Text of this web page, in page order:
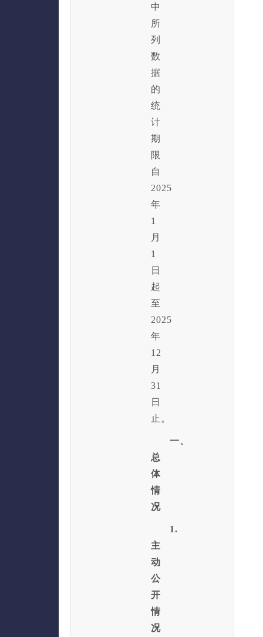
中
所
列
数
据
的
统
计
期
限
自
2025
年
1
月
1
日
起
至
2025
年
12
月
31
日
止。
一、
总
体
情
况
1.
主
动
公
开
情
况